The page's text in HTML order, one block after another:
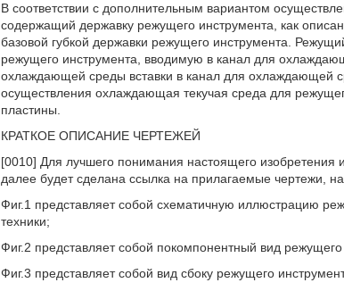
В соответствии с дополнительным вариантом
содержащий державку режущего инструмента, как
базовой губкой державки режущего инструмента.
режущего инструмента, вводимую в канал для
охлаждающей среды вставки в канал для охлаждающей
осуществления охлаждающая текучая среда для
пластины.
КРАТКОЕ ОПИСАНИЕ ЧЕРТЕЖЕЙ
[0010] Для лучшего понимания настоящего изобретения
далее будет сделана ссылка на прилагаемые чертежи,
Фиг.1 представляет собой схематичную иллюстрацию
техники;
Фиг.2 представляет собой покомпонентный вид
Фиг.3 представляет собой вид сбоку режущего